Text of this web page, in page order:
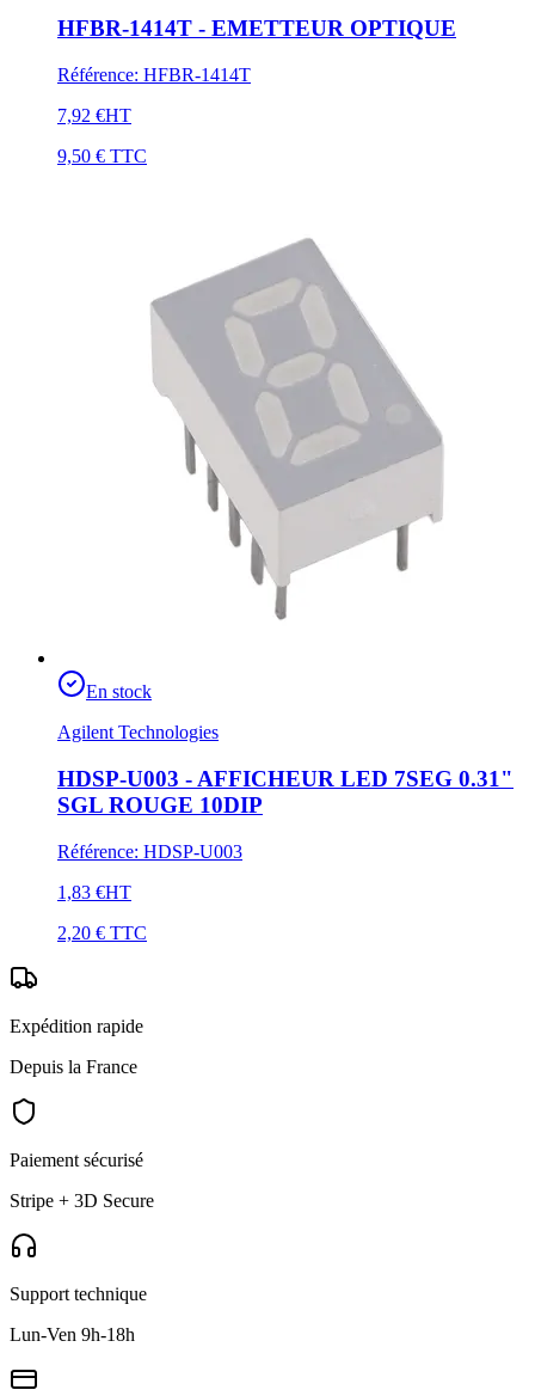
HFBR-1414T - EMETTEUR OPTIQUE
Référence: HFBR-1414T
7,92 €HT
9,50 € TTC
En stock
Agilent Technologies
HDSP-U003 - AFFICHEUR LED 7SEG 0.31"
SGL ROUGE 10DIP
Référence: HDSP-U003
1,83 €HT
2,20 € TTC
Expédition rapide
Depuis la France
Paiement sécurisé
Stripe + 3D Secure
Support technique
Lun-Ven 9h-18h